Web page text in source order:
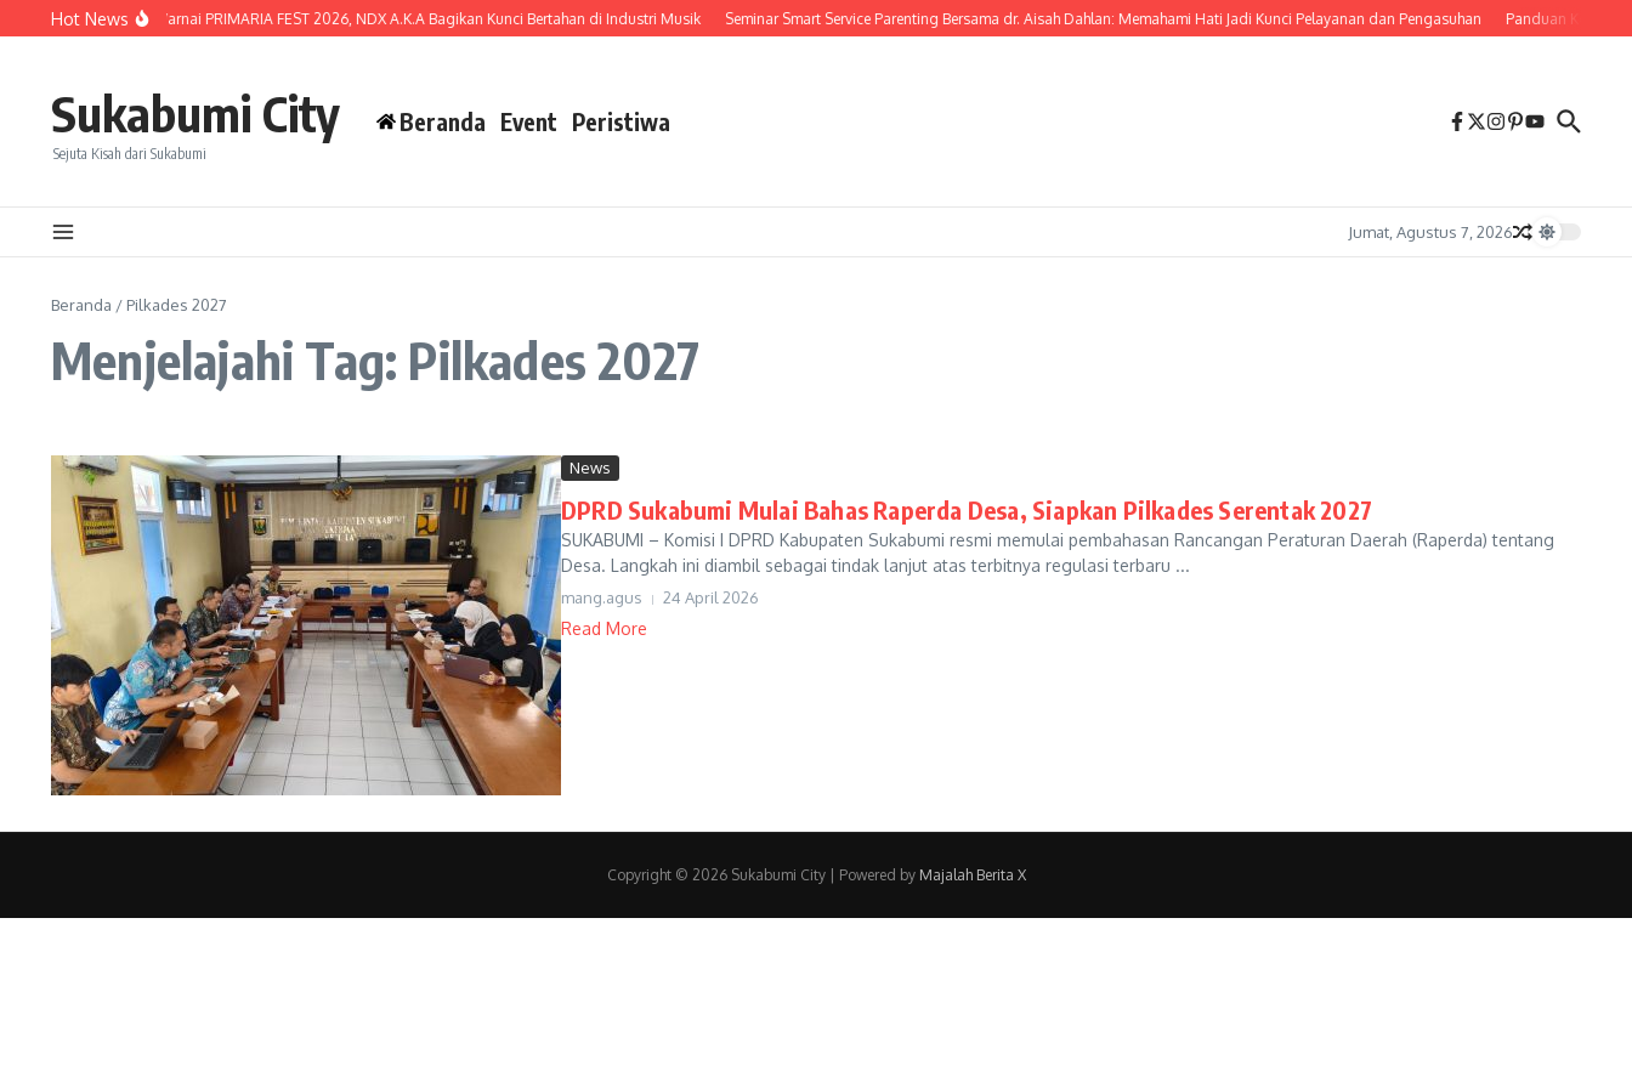
Lewati ke konten
Hot News
Lautan Penonton Warnai PRIMARIA FEST 2026, NDX A.K.A Bagikan Kunci Bertahan di Industri Musik Seminar Smart Service Parenting Bersama dr. Aisah Dahlan: Memahami Hati Jadi Kunci Pelayanan dan Pengasuhan Panduan Komuter
Sukabumi City
Sejuta Kisah dari Sukabumi
Beranda Event Peristiwa
Jumat, Agustus 7, 2026
Beranda / Pilkades 2027
Menjelajahi Tag: Pilkades 2027
News
DPRD Sukabumi Mulai Bahas Raperda Desa, Siapkan Pilkades Serentak 2027
SUKABUMI – Komisi I DPRD Kabupaten Sukabumi resmi memulai pembahasan Rancangan Peraturan Daerah (Raperda) tentang
Desa. Langkah ini diambil sebagai tindak lanjut atas terbitnya regulasi terbaru ...
mang.agus 24 April 2026
Read More
Copyright © 2026 Sukabumi City | Powered by Majalah Berita X